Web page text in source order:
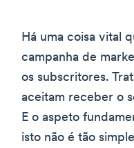
Há uma coisa vital
campanha de
os subscritores.
aceitam receber o
E o aspeto
isto não é tão